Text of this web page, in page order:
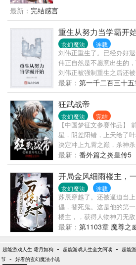
已有超过百万字老书《海
贼之死神副船长》，大佬们
49879
最新： 完结感言
重生从努力当学霸开
玄幻魔法 连载
刘伟正重生了。已经办好
伟正自然是不愿意出生的
刘伟正被强制重生之后还
绑定了，还限制了刘伟正
给刘伟正定下了难以期望
吗，请大家...
最新： 第一千二百三十
狂武战帝
玄幻魔法 完结
【中国梦征文参赛作品】
星，阴差阳错，上天给了
决定冲上九霄之巅，杀神
九幽地府，战尽天之骄子
战帝，建九品神朝！当万
欢迎大家进群聊天交流，群
叶轻寒的妹妹是谁？
最新： 番外篇之炎皇传5
开局金风细雨楼主，
玄幻魔法 连载
苏辰穿越了。还被逼迫当
儡，替死鬼。这是他的第
楼主，，获得人物神刀无
抽奖卡3张。】自从看到这
就代表别人不能心定了.....
最新： 第1103章 魔尊之
章）
超能游戏人生 霜月如狗 - 超能游戏人生全文阅读 - 超能
节 - 好看的玄幻魔法小说